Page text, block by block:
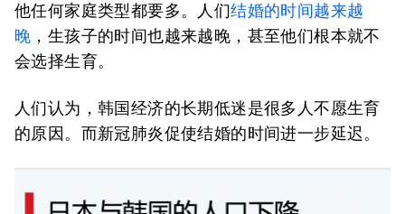
他任何家庭类型都要多。人们结婚的时间越来越
晚 ，生孩子的时间也越来越晚，甚至他们根本就不
会选择生育。
人们认为，韩国经济的长期低迷是很多人不愿生育
的原因。而新冠肺炎促使结婚的时间进一步延迟。